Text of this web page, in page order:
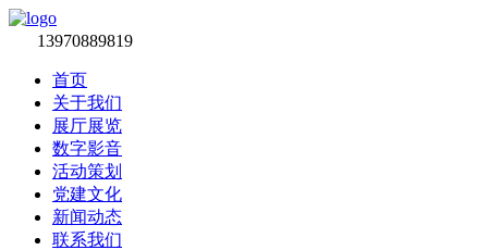
13970889819
首页
关于我们
展厅展览
数字影音
活动策划
党建文化
新闻动态
联系我们